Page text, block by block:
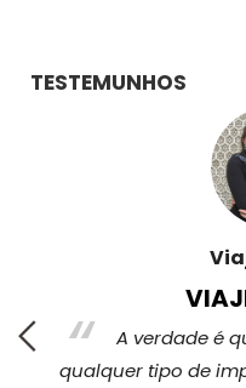
TESTEMUNHOS
A verdade é
qualquer tipo de